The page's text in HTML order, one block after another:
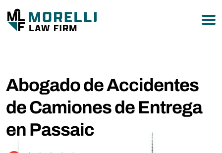
Abogado de Accidentes
de Camiones de Entrega
en Passaic